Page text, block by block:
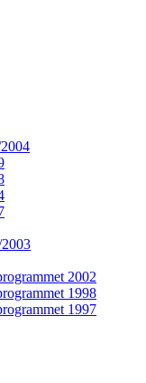
2002
1998
1997